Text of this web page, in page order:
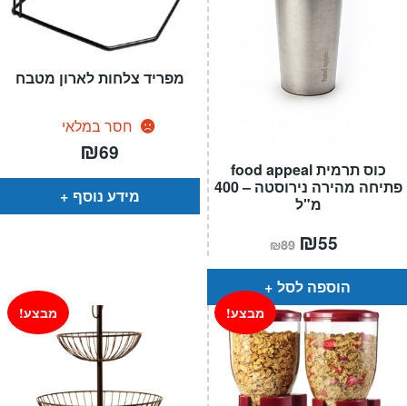
מפריד צלחות לארון מטבח
חסר במלאי
₪69
מידע נוסף
כוס תרמית food appeal
פתיחה מהירה נירוסטה – 400
מ"ל
₪89 המחיר
המקורי
היה:
₪89.
₪55
הוא:
הוספה לסל
מבצע! מבצע!